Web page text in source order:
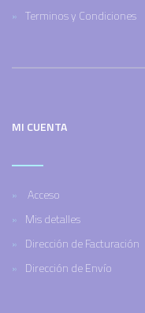
Terminos y Condiciones
MI CUENTA
Acceso
Mis detalles
Dirección de Facturación
Dirección de Envío